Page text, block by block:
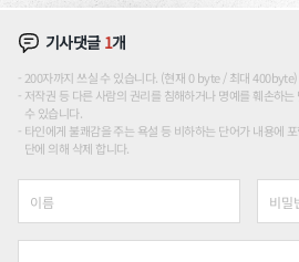
기사댓글 1개
200자까지 쓰실 수 있습니다. (현재 0 byte / 최대 400byte)
저작권 등 다른 사람의 권리를 침해하거나 명예를 훼손하
수 있습니다.
타인에게 불쾌감을 주는 욕설 등 비하하는 단어가 내용에
단에 의해 삭제 합니다.